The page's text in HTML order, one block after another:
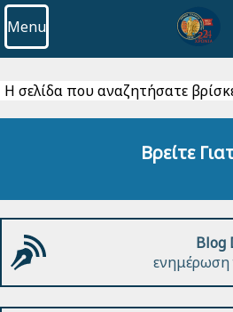
Menu
Η σελίδα που αναζητήσατε
Βρείτε
Blog
ενημέρωση